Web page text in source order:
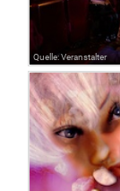
Quelle: Veranstalter